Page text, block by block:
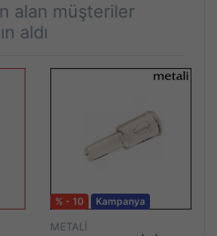
alan müşteriler
aldı
% - 10 Kampanya
METALİ